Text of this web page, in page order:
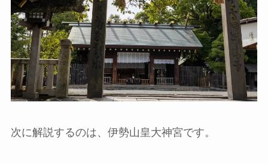
次に解説するのは、伊勢山皇大神宮です。